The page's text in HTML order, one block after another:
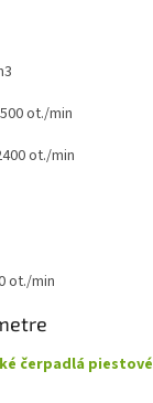
1500 ot./min
ot./min
ot./min
čerpadlá piestové